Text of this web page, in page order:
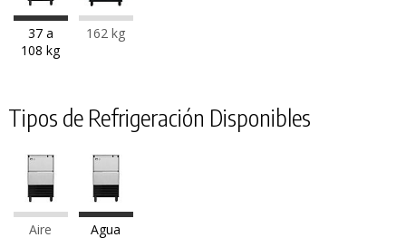
37 a
108 kg
162 kg
Tipos de Refrigeración Disponibles
Aire Agua